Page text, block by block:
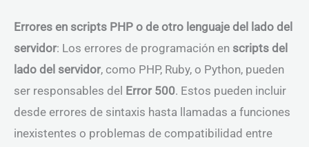
Errores en scripts PHP o de otro lenguaje del lado del
servidor: Los errores de programación en scripts del
lado del servidor, como PHP, Ruby, o Python, pueden
ser responsables del Error 500. Estos pueden incluir
desde errores de sintaxis hasta llamadas a funciones
inexistentes o problemas de compatibilidad entre